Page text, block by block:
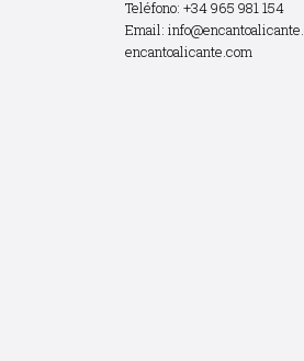
Teléfono: +34 965 981 154
Email:
encantoalicante.com